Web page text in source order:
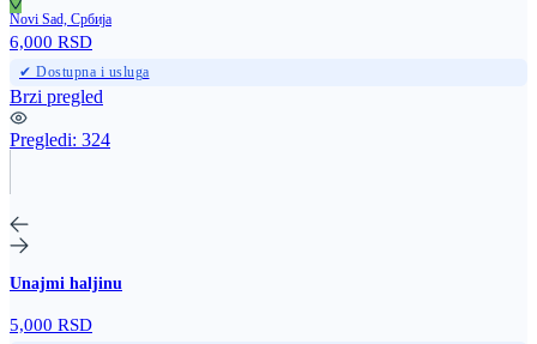
Novi Sad, Србија
6,000 RSD
✔ Dostupna i usluga
Brzi pregled
Pregledi: 324
Unajmi haljinu
5,000 RSD